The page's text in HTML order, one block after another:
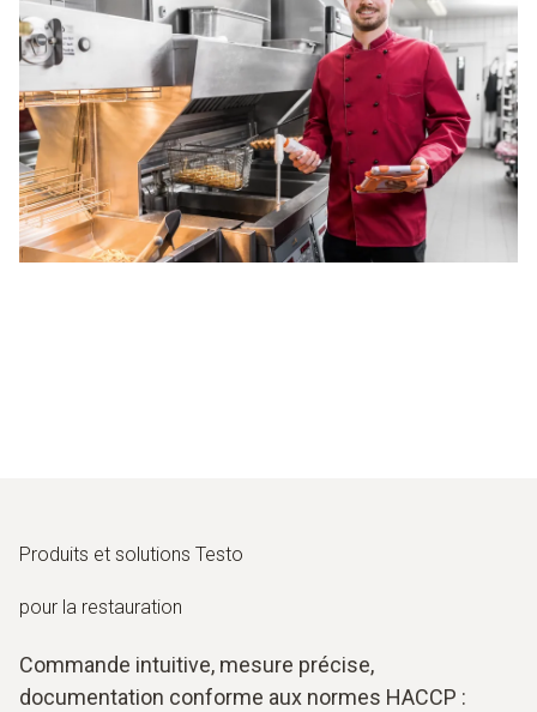
Produits et solutions Testo
pour la restauration
Commande intuitive, mesure précise,
documentation conforme aux normes HACCP :